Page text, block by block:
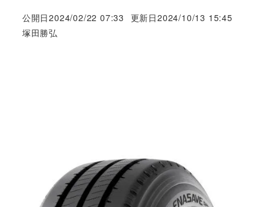
公開日2024/02/22 07:33 更新日2024/10/13 15:45
著
塚田勝弘